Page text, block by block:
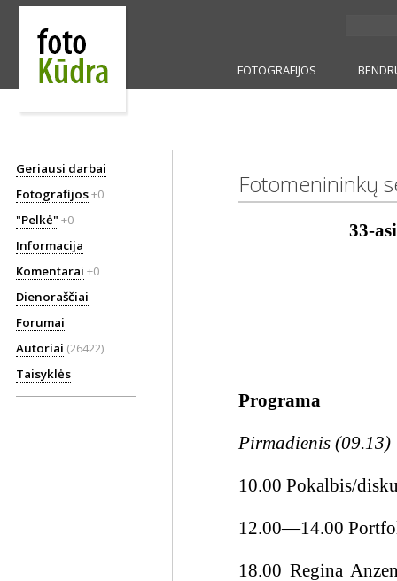
FOTOGRAFIJOS
Geriausi darbai
Fotografijos+0
"Pelkė" +0
Informacija
Komentarai +0
Dienoraščiai
Forumai
Autoriai (26422)
Taisyklės
Fotomenininkų
33-
Programa
Pirmadienis (09.13)
10.00 Pokalbis/
12.00―14.00
18.00 Regina